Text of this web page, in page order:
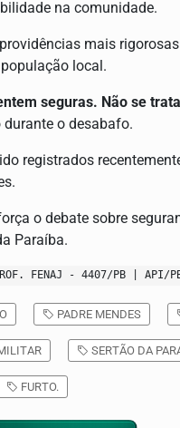
na comunidade.
mais
local.
seguras. Não se
o desabafo.
registrados
o debate sobre
Paraíba.
FENAJ - 4407/PB | API/
PADRE MENDES
SERTÃO DA
FURTO.